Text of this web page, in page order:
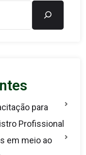
para
Profissional
em meio ao